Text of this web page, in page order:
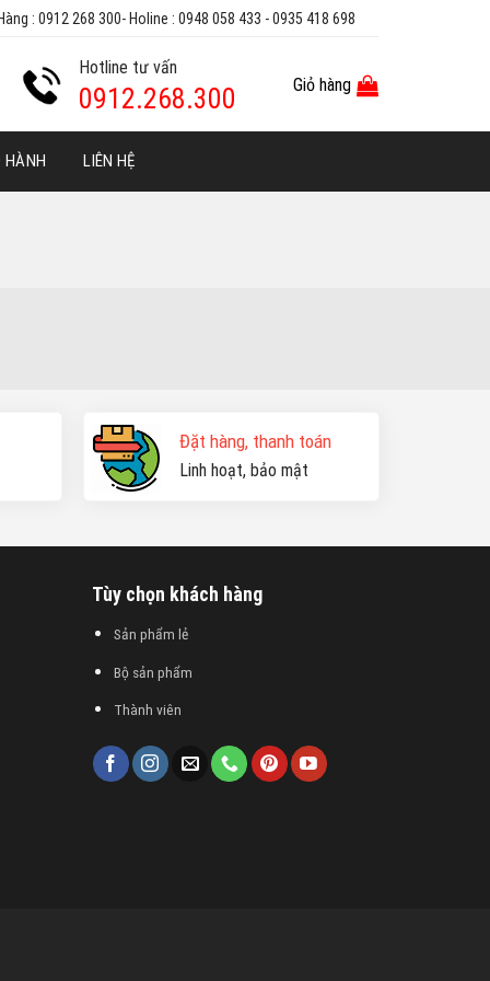
: 0912 268 300- Holine : 0948 058 433 - 0935 418 698
Hotline tư vấn
0912.268.300 Giỏ hàng
HÀNH LIÊN HỆ
Đặt hàng, thanh toán
Linh hoạt, bảo mật
Tùy chọn khách hàng
Sản phẩm lẻ
Bộ sản phẩm
Thành viên